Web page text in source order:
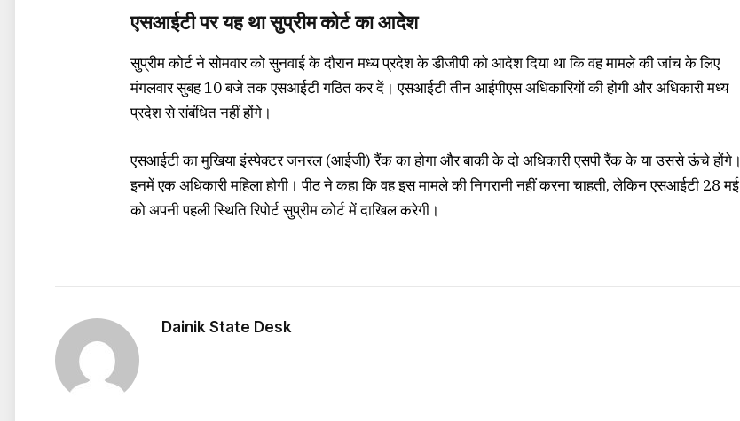
एसआईटी पर यह था सुप्रीम कोर्ट का आदेश
सुप्रीम कोर्ट ने सोमवार को सुनवाई के दौरान मध्य प्रदेश के डीजीपी को आदेश दिया था कि वह मामले की जांच के लिए
मंगलवार सुबह 10 बजे तक एसआईटी गठित कर दें। एसआईटी तीन आईपीएस अधिकारियों की होगी और अधिकारी मध्य
प्रदेश से संबंधित नहीं होंगे।
एसआईटी का मुखिया इंस्पेक्टर जनरल (आईजी) रैंक का होगा और बाकी के दो अधिकारी एसपी रैंक के या उससे ऊंचे होंगे।
इनमें एक अधिकारी महिला होगी। पीठ ने कहा कि वह इस मामले की निगरानी नहीं करना चाहती, लेकिन एसआईटी 28 मई
को अपनी पहली स्थिति रिपोर्ट सुप्रीम कोर्ट में दाखिल करेगी।
Dainik State Desk